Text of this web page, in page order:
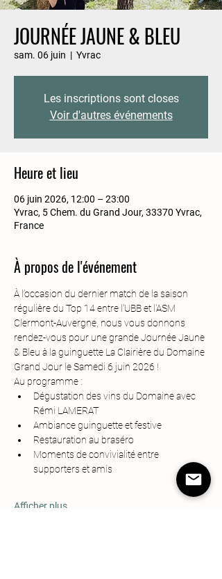
JOURNÉE JAUNE & BLEU
sam. 06 juin
  |
Yvrac
Les inscriptions sont closes
Voir d'autres événements
Heure et lieu
06 juin 2026, 12:00 – 23:00
Yvrac, 5 Chem. du Grand Jour, 33370 Yvrac,
France
À propos de l'événement
À l’occasion du dernier match de la saison
régulière du Top 14 entre l'UBB et l'ASM
Clermont-Auvergne, nous vous donnons
rendez-vous pour une grande Journée Jaune
& Bleu à la guinguette La Clairière du Domaine
Grand Jour le Samedi 6 juin 2026 !
Au programme :
Dégustation des vins du Domaine avec
Rémi LAMERAT
Ambiance guinguette et festive
Restauration au braséro
Moments de convivialité entre
supporters et amis
Afficher plus